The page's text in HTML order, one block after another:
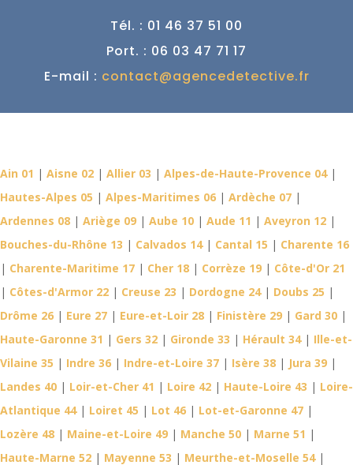
Tél. : 01 46 37 51 00
Port. : 06 03 47 71 17
E-mail : contact@agencedetective.fr
Ain 01 | Aisne 02 | Allier 03 | Alpes-de-Haute-Provence 04|
Hautes-Alpes 05 | Alpes-Maritimes 06 | Ardèche 07 |
Ardennes 08 | Ariège 09 | Aube 10 | Aude 11 | Aveyron 12 |
Bouches-du-Rhône 13 | Calvados 14| Cantal 15 | Charente 16
| Charente-Maritime 17 | Cher 18 | Corrèze 19 | Côte-d'Or 21
| Côtes-d'Armor 22 | Creuse 23 | Dordogne 24| Doubs 25 |
Drôme 26 | Eure 27 | Eure-et-Loir 28 | Finistère 29 | Gard 30 |
Haute-Garonne 31 | Gers 32 | Gironde 33 | Hérault 34| Ille-et-
Vilaine 35 | Indre 36 | Indre-et-Loire 37 | Isère 38 | Jura 39 |
Landes 40 | Loir-et-Cher 41 | Loire 42 | Haute-Loire 43 | Loire-
Atlantique 44| Loiret 45 | Lot 46 | Lot-et-Garonne 47 |
Lozère 48 | Maine-et-Loire 49 | Manche 50 | Marne 51 |
Haute-Marne 52 | Mayenne 53 | Meurthe-et-Moselle 54|